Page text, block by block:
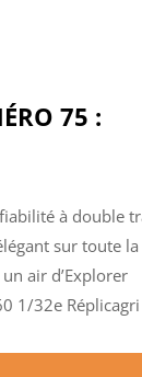
75 :
à double
sur toute
air d’Explorer
1/32e Réplicagri